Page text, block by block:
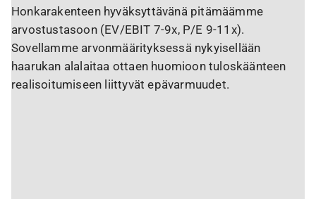
Honkarakenteen hyväksyttävänä pitämäämme
arvostustasoon (EV/EBIT 7-9x, P/E 9-11x).
Sovellamme arvonmäärityksessä nykyisellään
haarukan alalaitaa ottaen huomioon tuloskäänteen
realisoitumiseen liittyvät epävarmuudet.